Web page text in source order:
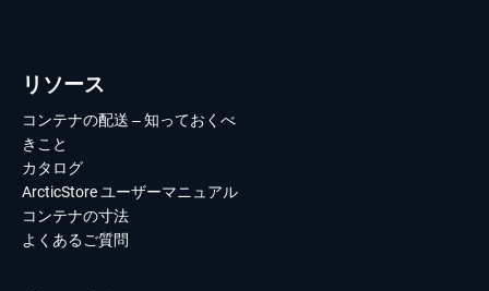
リソース
コンテナの配送 – 知っておくべ
きこと
カタログ
ArcticStore ユーザーマニュアル
コンテナの寸法
よくあるご質問